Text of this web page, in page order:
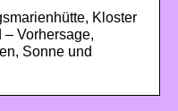
Kloster
Vorhersage,
Sonne und